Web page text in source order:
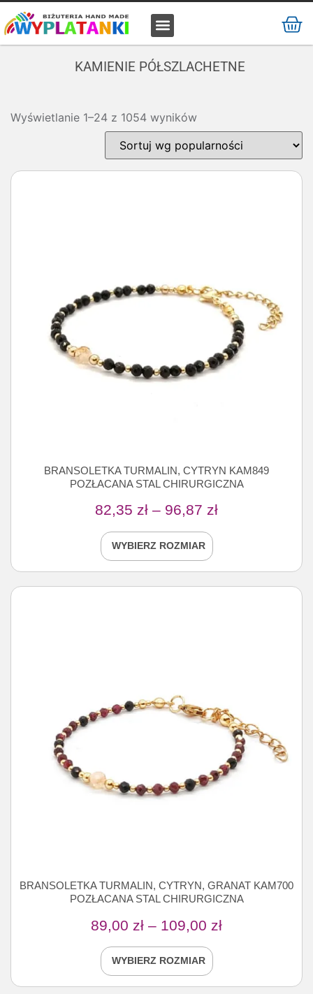
KAMIENIE PÓŁSZLACHETNE
Wyświetlanie 1–24 z 1054 wyników
BRANSOLETKA TURMALIN, CYTRYN KAM849
POZŁACANA STAL CHIRURGICZNA
82,35 zł – 96,87 zł
WYBIERZ ROZMIAR
BRANSOLETKA TURMALIN, CYTRYN, GRANAT KAM700
POZŁACANA STAL CHIRURGICZNA
89,00 zł – 109,00 zł
WYBIERZ ROZMIAR